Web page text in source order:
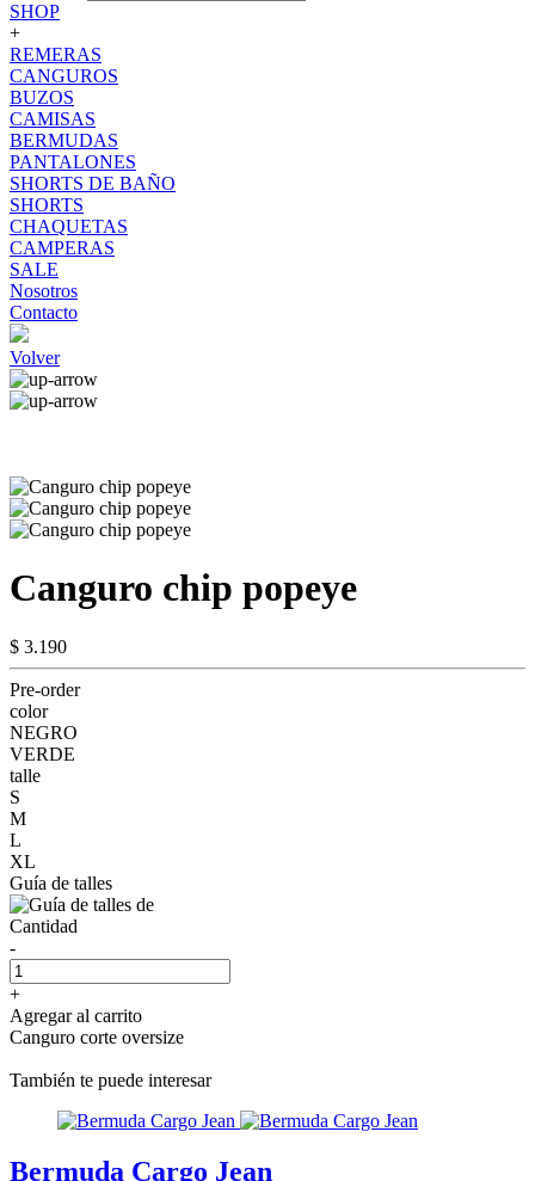
SHOP
+
REMERAS
CANGUROS
BUZOS
CAMISAS
BERMUDAS
PANTALONES
SHORTS DE BAÑO
SHORTS
CHAQUETAS
CAMPERAS
SALE
Nosotros
Contacto
Volver
Canguro chip popeye
$ 3.190
Pre-order
color
NEGRO
VERDE
talle
S
M
L
XL
Guía de talles
Cantidad
-
+
Agregar al carrito
Canguro corte oversize
También te puede interesar
Bermuda Cargo Jean